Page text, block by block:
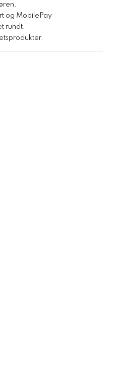
og MobilePay
rundt.